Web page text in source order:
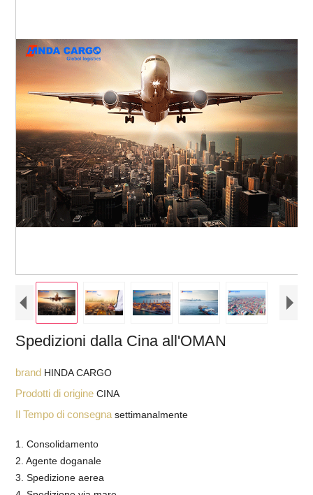
Spedizioni dalla Cina all'OMAN
brand HINDA CARGO
Prodotti di origineCINA
Il Tempo di consegnasettimanalmente
1. Consolidamento
2. Agente doganale
3. Spedizione aerea